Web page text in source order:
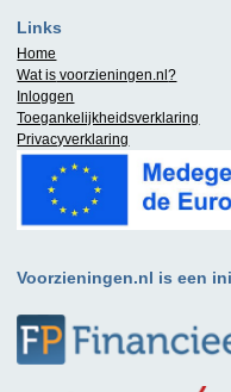
Links
Home
Wat is voorzieningen.nl?
Inloggen
Toegankelijkheidsverklaring
Privacyverklaring
Voorzieningen.nl is een